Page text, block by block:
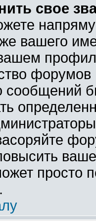
свое
вашего
форумов
сообщений
просто